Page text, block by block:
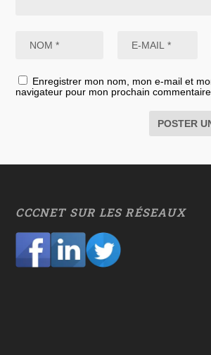
Enregistrer mon nom, mon e-mail et
navigateur pour mon prochain commentaire.
CCCNET SUR LES RÉSEAUX